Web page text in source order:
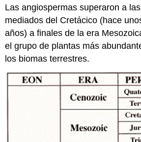
Las angiospermas superaron a
mediados del Cretácico (hace
años) a finales de la era
el grupo de plantas más
los biomas terrestres.